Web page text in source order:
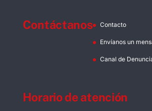
Contáctanos Contacto
Envíanos un
Canal de
Horario de atención